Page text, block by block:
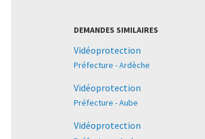
DEMANDES SIMILAIRES
Vidéoprotection
Préfecture - Ardèche
Vidéoprotection
Préfecture - Aube
Vidéoprotection